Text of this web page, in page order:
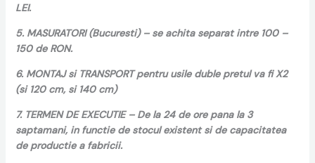
LEI.
5. MASURATORI (Bucuresti) – se achita separat intre 100 –
150 de RON.
6. MONTAJ si TRANSPORT pentru usile duble pretul va fi X2
(si 120 cm, si 140 cm)
7. TERMEN DE EXECUTIE – De la 24 de ore pana la 3
saptamani, in functie de stocul existent si de capacitatea
de productie a fabricii.